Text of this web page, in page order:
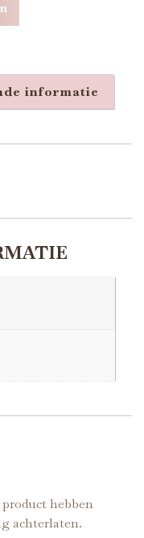
informatie
hebben
achterlaten.